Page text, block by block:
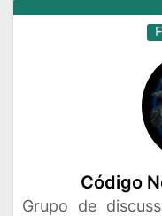
Código
Grupo de